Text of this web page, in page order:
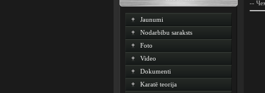
Jaunumi
Nodarbību saraksts
Foto
Video
Dokumenti
Karatē teorija
--